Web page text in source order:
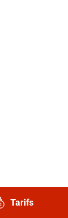
Tarifs